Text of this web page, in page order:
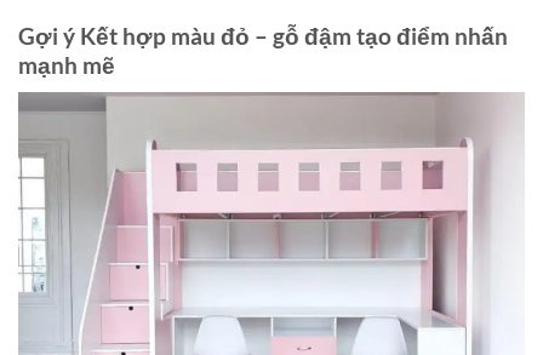
Gợi ý Kết hợp màu đỏ – gỗ đậm tạo điểm nhấn
mạnh mẽ